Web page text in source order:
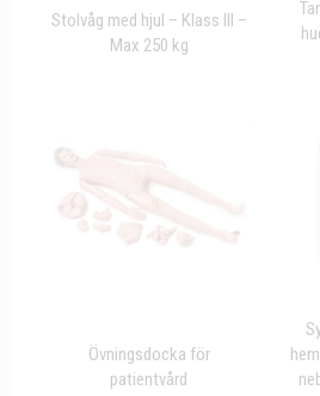
Stolvåg med hjul – Klass III –
Max 250 kg
Övningsdocka för
patientvård